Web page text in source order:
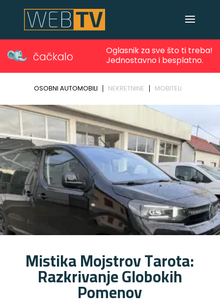
Mistika Mojstrov Tarota:
Razkrivanje Globokih
Pomenov